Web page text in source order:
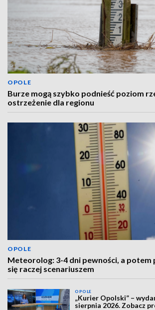
OPOLE
Burze mogą szybko podnieść poziom
ostrzeżenie dla regionu
OPOLE
Meteorolog: 3-4 dni pewności, a potem
się raczej scenariuszem
OPOLE
„Kurier Opolski” –
sierpnia 2026. Zobacz